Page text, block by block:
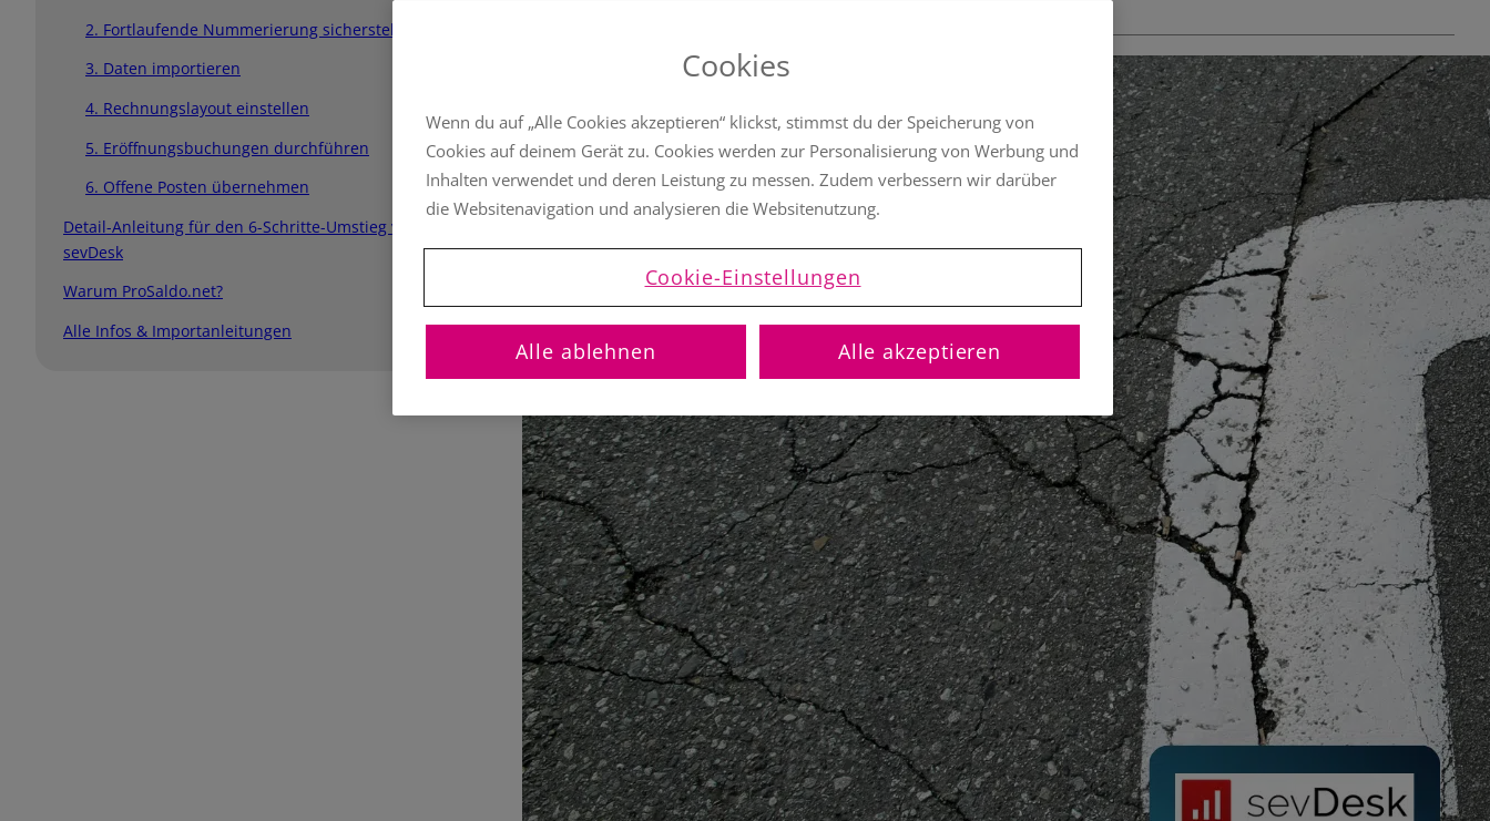
2. Fortlaufende Nummerierung sicherstellen
3. Daten importieren
4. Rechnungslayout einstellen
5. Eröffnungsbuchungen durchführen
6. Offene Posten übernehmen
Detail-Anleitung für den 6-Schritte-Umstieg von
sevDesk
Warum ProSaldo.net?
Alle Infos & Importanleitungen
Cookies
Wenn du auf „Alle Cookies akzeptieren“ klickst, stimmst du der Speicherung von
Cookies auf deinem Gerät zu. Cookies werden zur Personalisierung von Werbung und
Inhalten verwendet und deren Leistung zu messen. Zudem verbessern wir darüber
die Websitenavigation und analysieren die Websitenutzung.
Cookie-Einstellungen
Alle ablehnen Alle akzeptieren